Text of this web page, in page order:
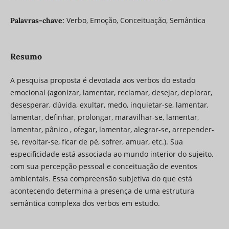
Palavras-chave: Verbo, Emoção, Conceituação, Semântica
Resumo
A pesquisa proposta é devotada aos verbos do estado
emocional (agonizar, lamentar, reclamar, desejar, deplorar,
desesperar, dúvida, exultar, medo, inquietar-se, lamentar,
lamentar, definhar, prolongar, maravilhar-se, lamentar,
lamentar, pânico , ofegar, lamentar, alegrar-se, arrepender-
se, revoltar-se, ficar de pé, sofrer, amuar, etc.). Sua
especificidade está associada ao mundo interior do sujeito,
com sua percepção pessoal e conceituação de eventos
ambientais. Essa compreensão subjetiva do que está
acontecendo determina a presença de uma estrutura
semântica complexa dos verbos em estudo.